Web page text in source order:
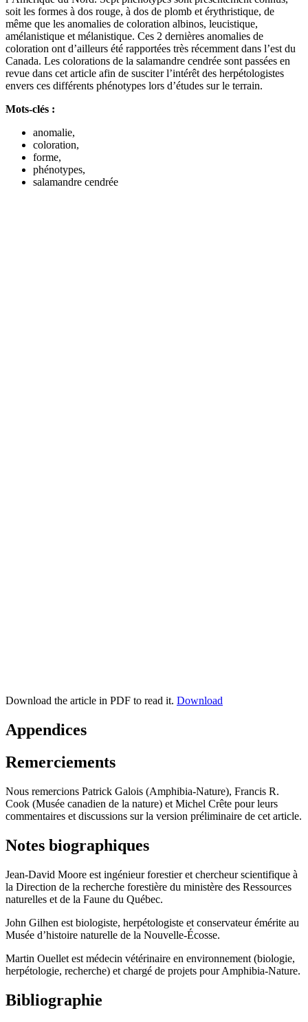
soit les formes à dos rouge, à dos de plomb et érythristique, de
même que les anomalies de coloration albinos, leucistique,
amélanistique et mélanistique. Ces 2 dernières anomalies de
coloration ont d’ailleurs été rapportées très récemment dans l’est du
Canada. Les colorations de la salamandre cendrée sont passées en
revue dans cet article afin de susciter l’intérêt des herpétologistes
envers ces différents phénotypes lors d’études sur le terrain.
Mots-clés :
anomalie,
coloration,
forme,
phénotypes,
salamandre cendrée
Download the article in PDF to read it. Download
Appendices
Remerciements
Nous remercions Patrick Galois (Amphibia-Nature), Francis R.
Cook (Musée canadien de la nature) et Michel Crête pour leurs
commentaires et discussions sur la version préliminaire de cet article.
Notes biographiques
Jean-David Moore est ingénieur forestier et chercheur scientifique à
la Direction de la recherche forestière du ministère des Ressources
naturelles et de la Faune du Québec.
John Gilhen est biologiste, herpétologiste et conservateur émérite au
Musée d’histoire naturelle de la Nouvelle-Écosse.
Martin Ouellet est médecin vétérinaire en environnement (biologie,
herpétologie, recherche) et chargé de projets pour Amphibia-Nature.
Bibliographie